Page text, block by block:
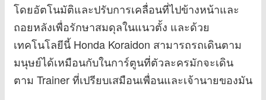
โดยอัตโนมัติและปรับการเคลื่อนที่ไปข้างหน้าและ
ถอยหลังเพื่อรักษาสมดุลในแนวตั้ง และด้วย
เทคโนโลยีนี้ Honda Koraidon สามารถรถเดินตาม
มนุษย์ได้เหมือนกับในการ์ตูนที่ตัวละครมักจะเดิน
ตาม Trainer ที่เปรียบเสมือนเพื่อนและเจ้านายของมัน